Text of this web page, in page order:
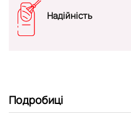
Надійність
Подробиці